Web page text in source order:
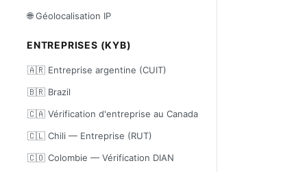
🌐 Géolocalisation IP
ENTREPRISES (KYB)
🇦🇷 Entreprise argentine (CUIT)
🇧🇷 Brazil
🇨🇦 Vérification d'entreprise au Canada
🇨🇱 Chili — Entreprise (RUT)
🇨🇴 Colombie — Vérification DIAN